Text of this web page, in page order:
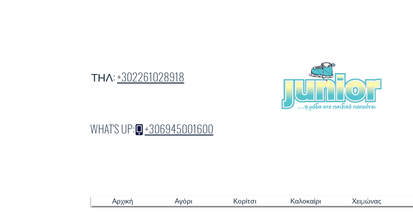
ΤΗΛ:+302261028918
WHAT'S UP:+306945001600
Αρχική Αγόρι Κορίτσι Καλοκαίρι Χειμώνας